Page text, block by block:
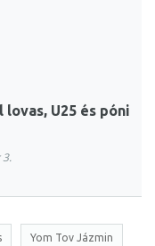
U25 és póni
Yom Tov Jázmin